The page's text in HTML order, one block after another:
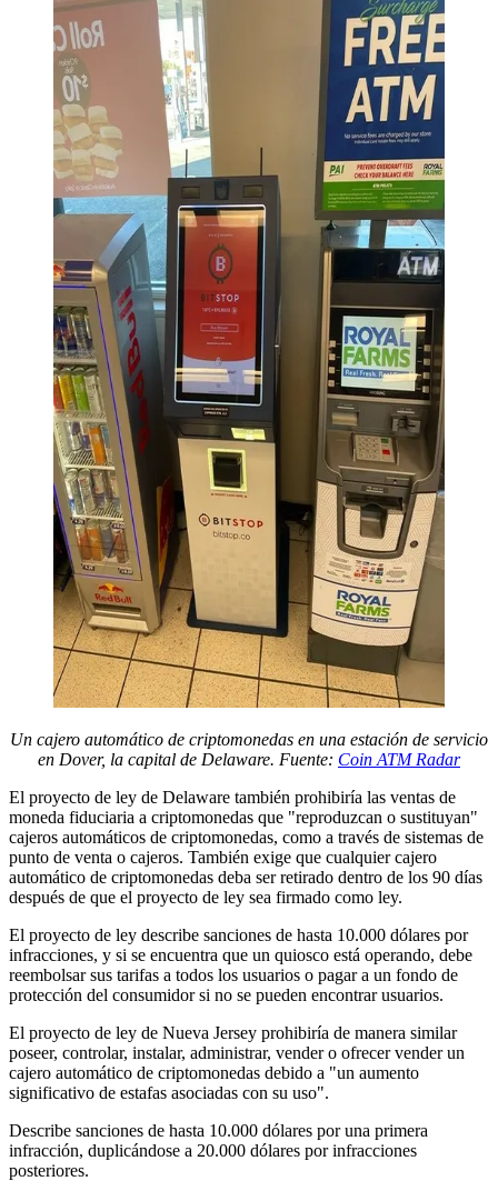
Un cajero automático de criptomonedas en una estación de servicio
en Dover, la capital de Delaware. Fuente: Coin ATM Radar
El proyecto de ley de Delaware también prohibiría las ventas de
moneda fiduciaria a criptomonedas que "reproduzcan o sustituyan"
cajeros automáticos de criptomonedas, como a través de sistemas de
punto de venta o cajeros. También exige que cualquier cajero
automático de criptomonedas deba ser retirado dentro de los 90 días
después de que el proyecto de ley sea firmado como ley.
El proyecto de ley describe sanciones de hasta 10.000 dólares por
infracciones, y si se encuentra que un quiosco está operando, debe
reembolsar sus tarifas a todos los usuarios o pagar a un fondo de
protección del consumidor si no se pueden encontrar usuarios.
El proyecto de ley de Nueva Jersey prohibiría de manera similar
poseer, controlar, instalar, administrar, vender o ofrecer vender un
cajero automático de criptomonedas debido a "un aumento
significativo de estafas asociadas con su uso".
Describe sanciones de hasta 10.000 dólares por una primera
infracción, duplicándose a 20.000 dólares por infracciones
posteriores.